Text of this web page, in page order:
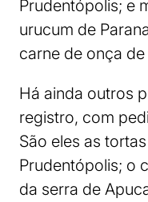
Prudentópolis; e
urucum de
carne de onça de
Há ainda outros
registro, com
São eles as
Prudentópolis; o
da serra de